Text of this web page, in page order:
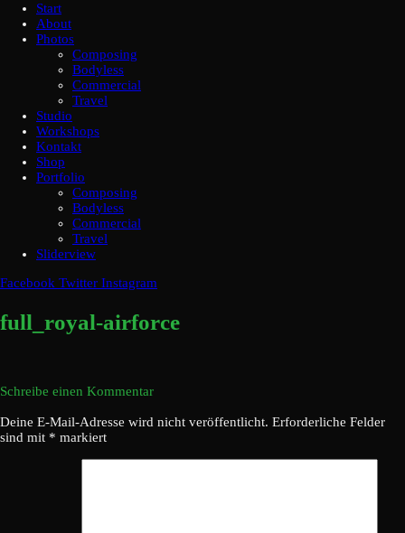
Start
About
Photos
Composing
Bodyless
Commercial
Travel
Studio
Workshops
Kontakt
Shop
Portfolio
Composing
Bodyless
Commercial
Travel
Sliderview
Facebook Twitter Instagram
full_royal-airforce
Schreibe einen Kommentar
Deine E-Mail-Adresse wird nicht veröffentlicht. Erforderliche Felder
sind mit * markiert